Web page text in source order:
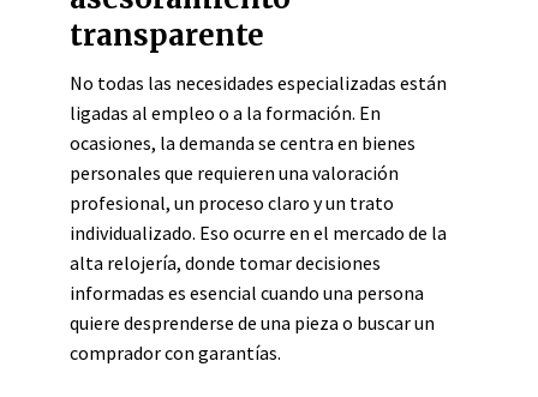
transparente
No todas las necesidades especializadas están
ligadas al empleo o a la formación. En
ocasiones, la demanda se centra en bienes
personales que requieren una valoración
profesional, un proceso claro y un trato
individualizado. Eso ocurre en el mercado de la
alta relojería, donde tomar decisiones
informadas es esencial cuando una persona
quiere desprenderse de una pieza o buscar un
comprador con garantías.